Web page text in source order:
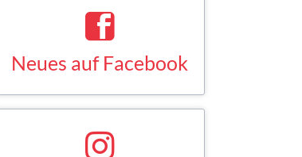
Neues auf Facebook
Saskia Esken bei Facebook
FACEBOOK
Neues auf Instagram